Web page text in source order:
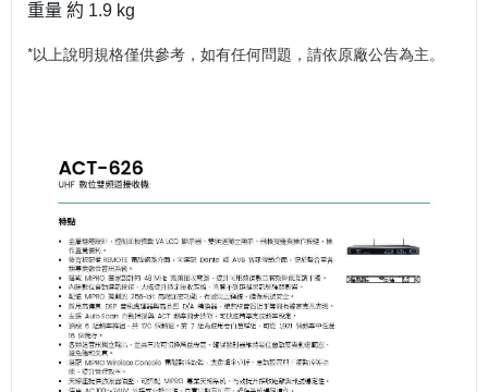
重量 約 1.9 kg
*以上說明規格僅供參考，如有任何問題，請依原廠公告為主。